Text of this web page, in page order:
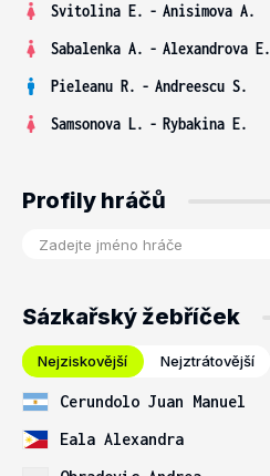
Svitolina E. - Anisimova A.
Sabalenka A. - Alexandrova E.
Pieleanu R. - Andreescu S.
Samsonova L. - Rybakina E.
Profily hráčů
Sázkařský žebříček
Nejziskovější Nejztrátovější
Cerundolo Juan Manuel
Eala Alexandra